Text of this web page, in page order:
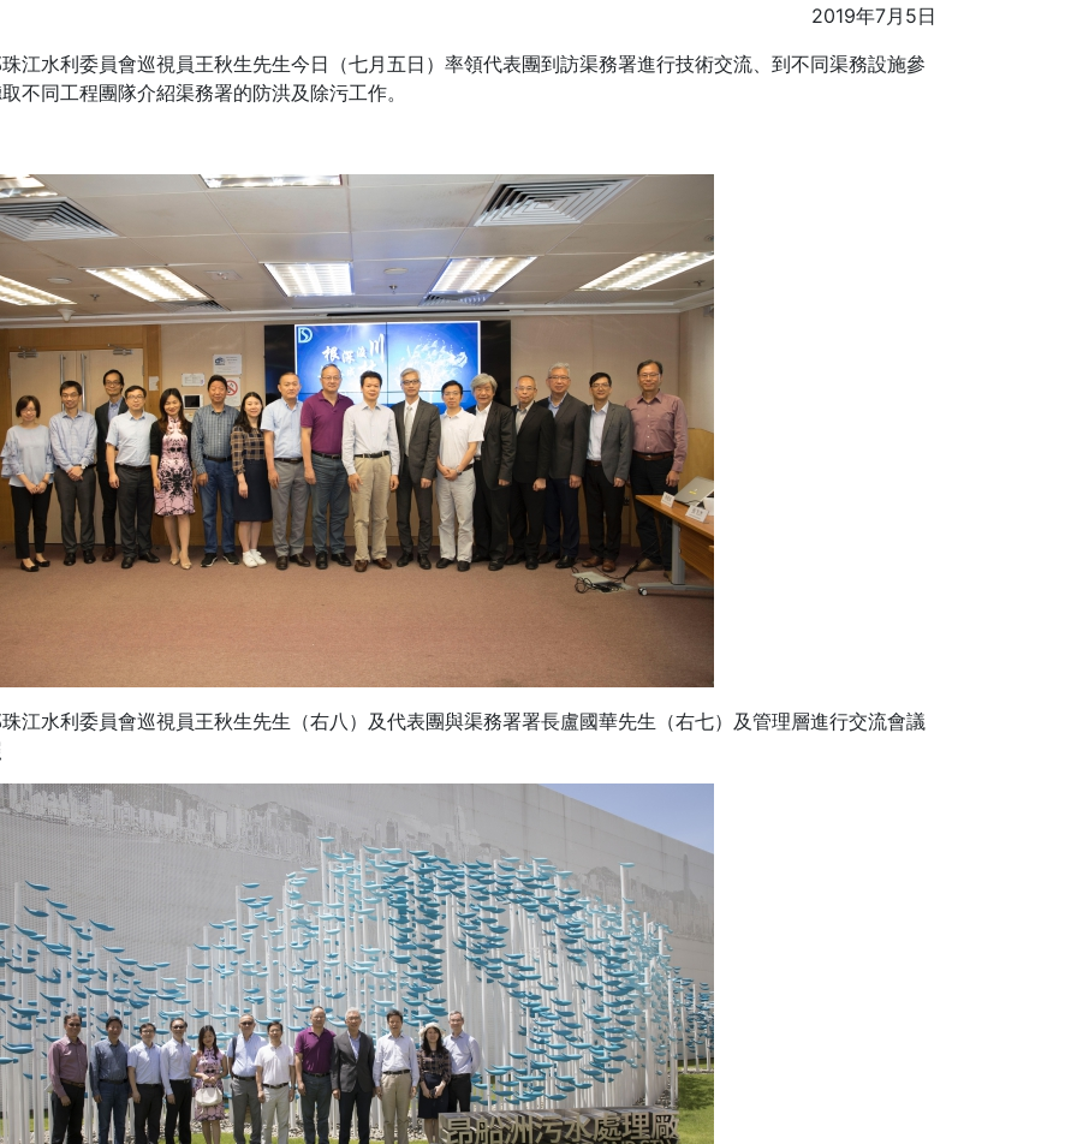
2019年7月5日
江水利委員會巡視員王秋生先生今日（七月五日）率領代表團到訪渠務署進行技術交流、到不同渠務設施參
不同工程團隊介紹渠務署的防洪及除污工作。
江水利委員會巡視員王秋生先生（右八）及代表團與渠務署署長盧國華先生（右七）及管理層進行交流會議